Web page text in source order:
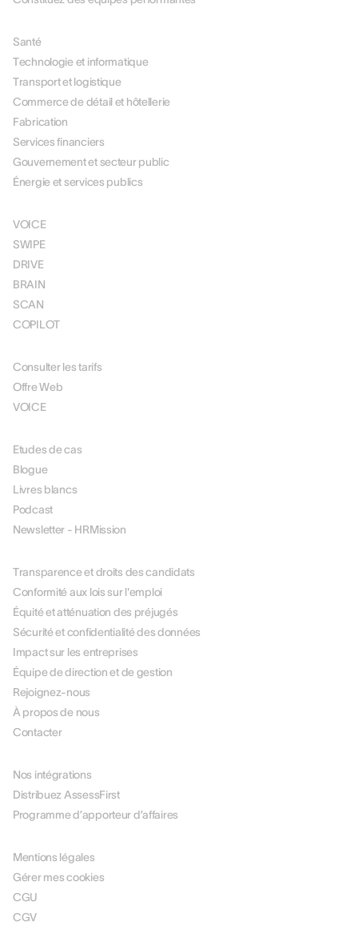
Santé
Technologie et informatique
Transport et logistique
Commerce de détail et hôtellerie
Fabrication
Services financiers
Gouvernement et secteur public
Énergie et services publics
VOICE
SWIPE
DRIVE
BRAIN
SCAN
COPILOT
Consulter les tarifs
Offre Web
VOICE
Etudes de cas
Blogue
Livres blancs
Podcast
Newsletter - HRMission
Transparence et droits des candidats
Conformité aux lois sur l'emploi
Équité et atténuation des préjugés
Sécurité et confidentialité des données
Impact sur les entreprises
Équipe de direction et de gestion
Rejoignez-nous
À propos de nous
Contacter
Nos intégrations
Distribuez AssessFirst
Programme d’apporteur d’affaires
Mentions légales
Gérer mes cookies
CGU
CGV